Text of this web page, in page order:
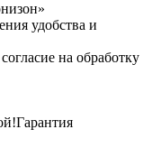
удобства и
на обработку
Гарантия